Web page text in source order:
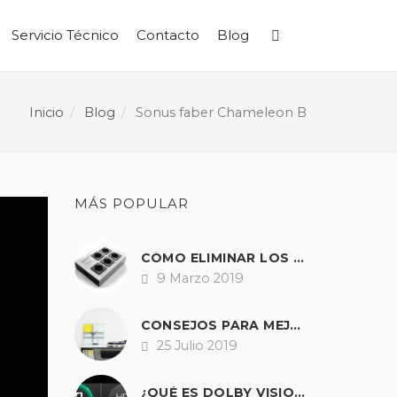
Servicio Técnico Contacto Blog
Inicio Blog Sonus faber Chameleon B
MÁS POPULAR
CÓMO ELIMINAR LOS ZUMBIDOS Y RUIDOS DE NUESTRO EQUIPO DE SONIDO.
Fecha
9 Marzo 2019
CONSEJOS PARA MEJORAR EL SONIDO DE CUALQUIER TOCADISCOS
Fecha
25 Julio 2019
¿QUÉ ES DOLBY VISION?